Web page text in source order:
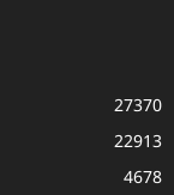
27370
22913
4678